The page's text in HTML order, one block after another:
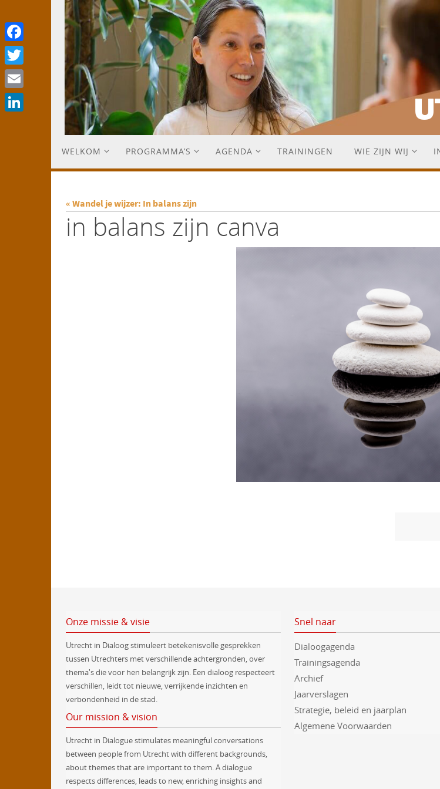
WELKOM PROGRAMMA’S AGENDA TRAININGEN WIE ZIJN WIJ
« Wandel je wijzer: In balans zijn
in balans zijn canva
Onze missie & visie
Utrecht in Dialoog stimuleert betekenisvolle gesprekken
tussen Utrechters met verschillende achtergronden, over
thema's die voor hen belangrijk zijn. Een dialoog respecteert
verschillen, leidt tot nieuwe, verrijkende inzichten en
verbondenheid in de stad.
Our mission & vision
Utrecht in Dialogue stimulates meaningful conversations
between people from Utrecht with different backgrounds,
about themes that are important to them. A dialogue
respects differences, leads to new, enriching insights and
Snel naar
Dialoogagenda
Trainingsagenda
Archief
Jaarverslagen
Strategie, beleid en jaarplan
Algemene Voorwaarden
Facebook
Twitter
Email